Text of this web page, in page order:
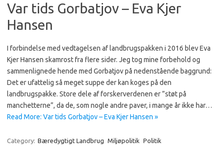
Var tids Gorbatjov – Eva Kjer
Hansen
I forbindelse med vedtagelsen af landbrugspakken i 2016 blev Eva
Kjer Hansen skamrost fra flere sider. Jeg tog mine forbehold og
sammenlignede hende med Gorbatjov på nedenstående baggrund:
Det er ufattelig så meget suppe der kan koges på den
landbrugspakke. Store dele af forskerverdenen er ”støt på
manchetterne”, da de, som nogle andre paver, i mange år ikke har…
Read More: Var tids Gorbatjov – Eva Kjer Hansen »
Category: Bæredygtigt Landbrug Miljøpolitik Politik